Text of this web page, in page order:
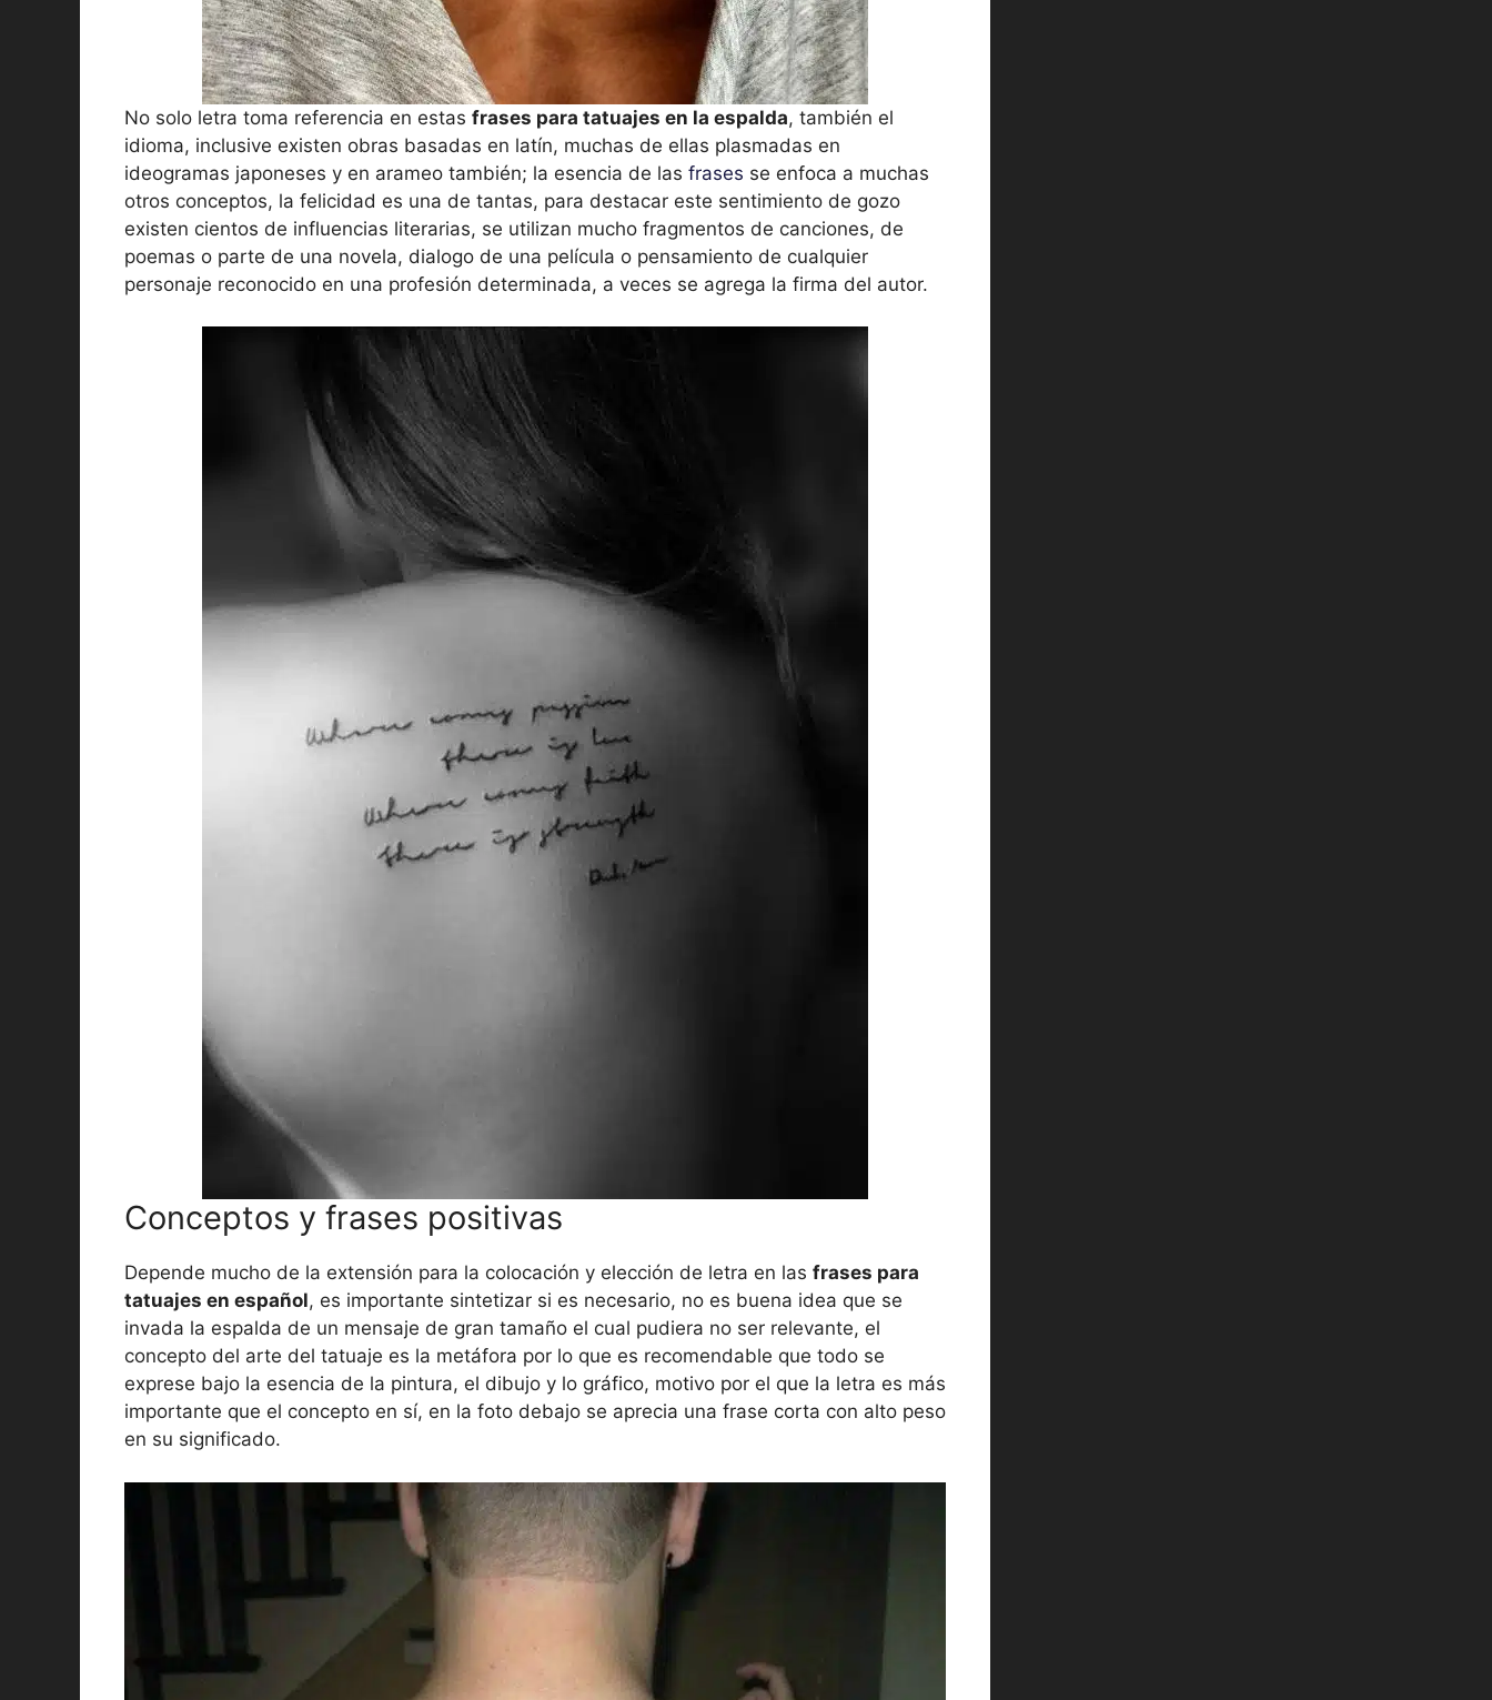
No solo letra toma referencia en estas frases para tatuajes en la espalda, también el
idioma, inclusive existen obras basadas en latín, muchas de ellas plasmadas en
ideogramas japoneses y en arameo también; la esencia de las frases se enfoca a muchas
otros conceptos, la felicidad es una de tantas, para destacar este sentimiento de gozo
existen cientos de influencias literarias, se utilizan mucho fragmentos de canciones, de
poemas o parte de una novela, dialogo de una película o pensamiento de cualquier
personaje reconocido en una profesión determinada, a veces se agrega la firma del autor.
Conceptos y frases positivas
Depende mucho de la extensión para la colocación y elección de letra en las frases para
tatuajes en español, es importante sintetizar si es necesario, no es buena idea que se
invada la espalda de un mensaje de gran tamaño el cual pudiera no ser relevante, el
concepto del arte del tatuaje es la metáfora por lo que es recomendable que todo se
exprese bajo la esencia de la pintura, el dibujo y lo gráfico, motivo por el que la letra es más
importante que el concepto en sí, en la foto debajo se aprecia una frase corta con alto peso
en su significado.